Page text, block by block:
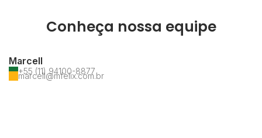
Conheça nossa equipe
Marcell
+55 (11) 94100-8877
marcell@mfelix.com.br